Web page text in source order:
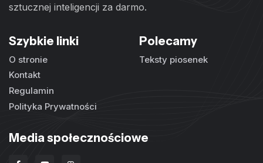
sztucznej inteligencji za darmo.
Szybkie linki
O stronie
Kontakt
Regulamin
Polityka Prywatności
Polecamy
Teksty piosenek
Media społecznościowe